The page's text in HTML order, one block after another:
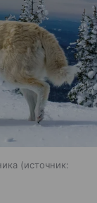
источник: